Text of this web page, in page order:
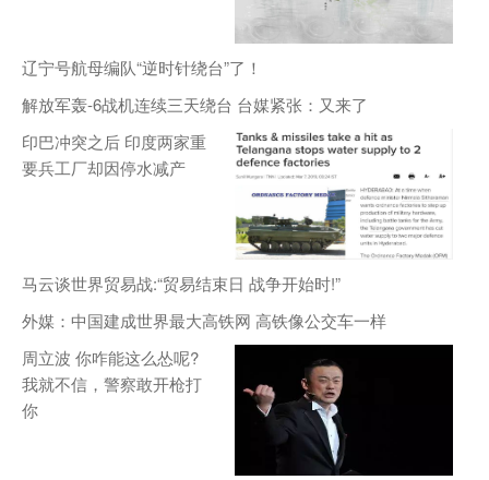
辽宁号航母编队“逆时针绕台”了！
解放军轰-6战机连续三天绕台 台媒紧张：又来了
印巴冲突之后 印度两家重
要兵工厂却因停水减产
马云谈世界贸易战:“贸易结束日 战争开始时!”
外媒：中国建成世界最大高铁网 高铁像公交车一样
周立波 你咋能这么怂呢?
我就不信，警察敢开枪打
你